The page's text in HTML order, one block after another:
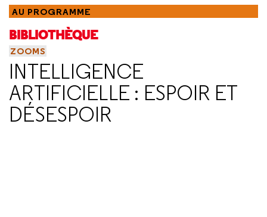
AU PROGRAMME
BIBLIOTHÈQUE
ZOOMS
INTELLIGENCE
ARTIFICIELLE : ESPOIR ET
DÉSESPOIR